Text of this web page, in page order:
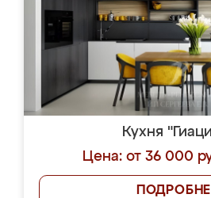
Кухня
Цена: от 36 000